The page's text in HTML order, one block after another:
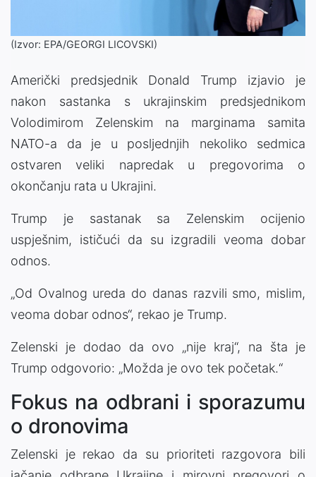
(Izvor: EPA/GEORGI LICOVSKI)
Američki predsjednik Donald Trump izjavio je
nakon sastanka s ukrajinskim predsjednikom
Volodimirom Zelenskim na marginama samita
NATO-a da je u posljednjih nekoliko sedmica
ostvaren veliki napredak u pregovorima o
okončanju rata u Ukrajini.
Trump je sastanak sa Zelenskim ocijenio
uspješnim, ističući da su izgradili veoma dobar
odnos.
„Od Ovalnog ureda do danas razvili smo, mislim,
veoma dobar odnos“, rekao je Trump.
Zelenski je dodao da ovo „nije kraj“, na šta je
Trump odgovorio: „Možda je ovo tek početak.“
Fokus na odbrani i sporazumu
o dronovima
Zelenski je rekao da su prioriteti razgovora bili